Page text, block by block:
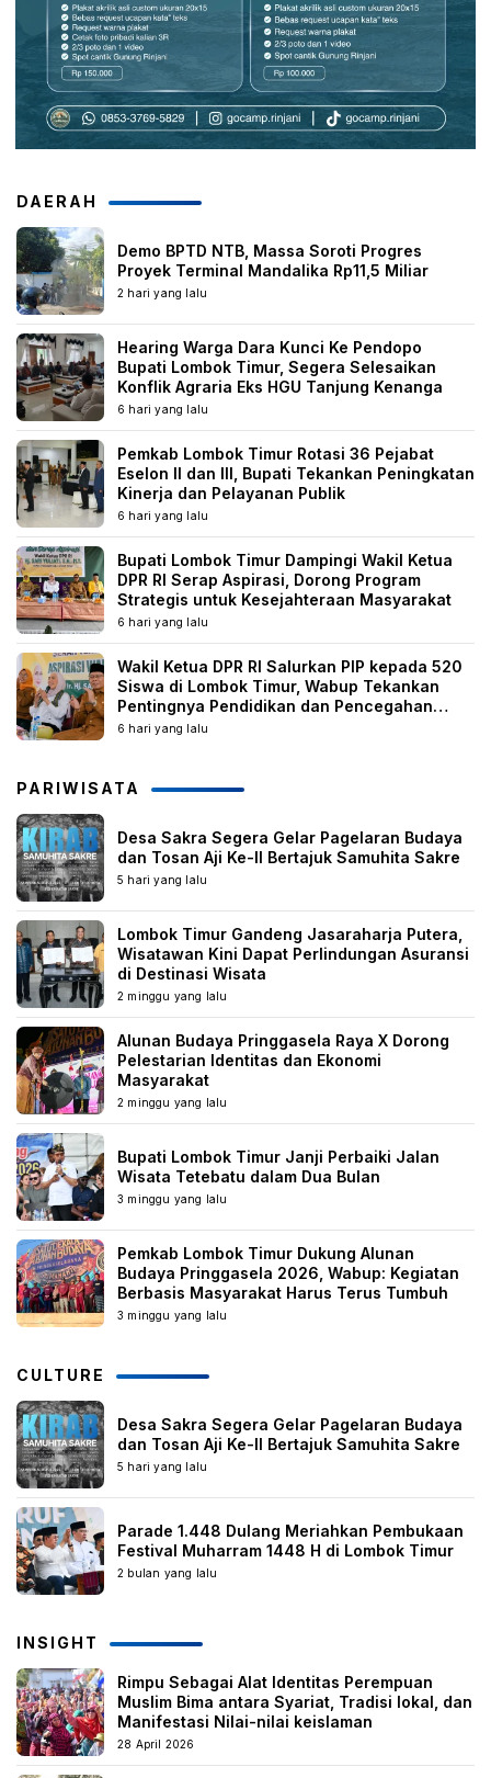
DAERAH
Demo BPTD NTB, Massa Soroti Progres
Proyek Terminal Mandalika Rp11,5 Miliar
2 hari yang lalu
Hearing Warga Dara Kunci Ke Pendopo
Bupati Lombok Timur, Segera Selesaikan
Konflik Agraria Eks HGU Tanjung Kenanga
6 hari yang lalu
Pemkab Lombok Timur Rotasi 36 Pejabat
Eselon II dan III, Bupati Tekankan Peningkatan
Kinerja dan Pelayanan Publik
6 hari yang lalu
Bupati Lombok Timur Dampingi Wakil Ketua
DPR RI Serap Aspirasi, Dorong Program
Strategis untuk Kesejahteraan Masyarakat
6 hari yang lalu
Wakil Ketua DPR RI Salurkan PIP kepada 520
Siswa di Lombok Timur, Wabup Tekankan
Pentingnya Pendidikan dan Pencegahan
Perkawinan Anak
6 hari yang lalu
PARIWISATA
Desa Sakra Segera Gelar Pagelaran Budaya
dan Tosan Aji Ke-II Bertajuk Samuhita Sakre
5 hari yang lalu
Lombok Timur Gandeng Jasaraharja Putera,
Wisatawan Kini Dapat Perlindungan Asuransi
di Destinasi Wisata
2 minggu yang lalu
Alunan Budaya Pringgasela Raya X Dorong
Pelestarian Identitas dan Ekonomi
Masyarakat
2 minggu yang lalu
Bupati Lombok Timur Janji Perbaiki Jalan
Wisata Tetebatu dalam Dua Bulan
3 minggu yang lalu
Pemkab Lombok Timur Dukung Alunan
Budaya Pringgasela 2026, Wabup: Kegiatan
Berbasis Masyarakat Harus Terus Tumbuh
3 minggu yang lalu
CULTURE
Desa Sakra Segera Gelar Pagelaran Budaya
dan Tosan Aji Ke-II Bertajuk Samuhita Sakre
5 hari yang lalu
Parade 1.448 Dulang Meriahkan Pembukaan
Festival Muharram 1448 H di Lombok Timur
2 bulan yang lalu
INSIGHT
Rimpu Sebagai Alat Identitas Perempuan
Muslim Bima antara Syariat, Tradisi lokal, dan
Manifestasi Nilai-nilai keislaman
28 April 2026